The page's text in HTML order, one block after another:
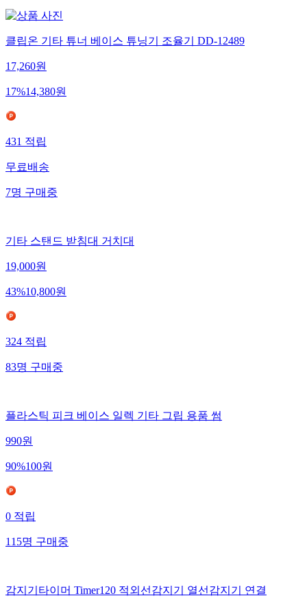
클립온 기타 튜너 베이스 튜닝기 조율기 DD-12489
17,260원
17%14,380원
431 적립
무료배송
7명 구매중
기타 스탠드 받침대 거치대
19,000원
43%10,800원
324 적립
83명 구매중
플라스틱 피크 베이스 일렉 기타 그립 용품 썸
990원
90%100원
0 적립
115명 구매중
감지기타이머 Timer120 적외선감지기 열선감지기 연결